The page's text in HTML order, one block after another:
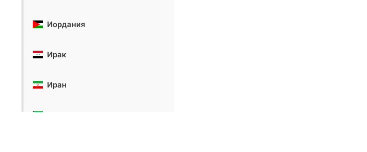
Иордания
Ирак
Иран